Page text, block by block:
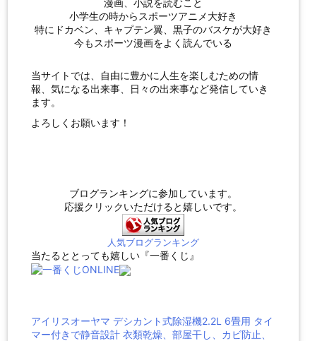
漫画、小説を読むこと
小学生の時からスポーツアニメ大好き
特にドカベン、キャプテン翼、黒子のバスケが大好き
今もスポーツ漫画をよく読んでいる
当サイトでは、自由に豊かに人生を楽しむための情
報、気になる出来事、日々の出来事など発信していき
ます。
よろしくお願います！
ブログランキングに参加しています。
応援クリックいただけると嬉しいです。
人気ブログランキング
当たるととっても嬉しい『一番くじ』
アイリスオーヤマ デシカント式除湿機2.2L 6畳用 タイ
マー付きで静音設計 衣類乾燥、部屋干し、カビ防止、